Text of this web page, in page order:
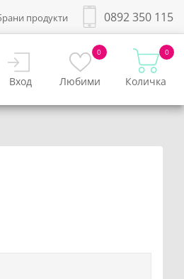
0892 350 115
продукти
Вход
0
Любими
0
Количка